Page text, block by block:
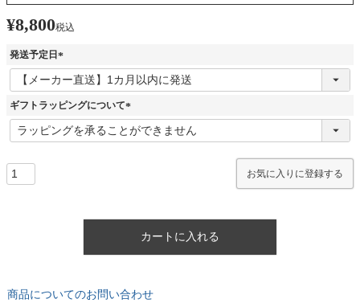
¥8,800税込
発送予定日
(
必
須
ギフトラッピングについて
(
必
お気に入りに登録する
カートに入れる
商品についてのお問い合わせ